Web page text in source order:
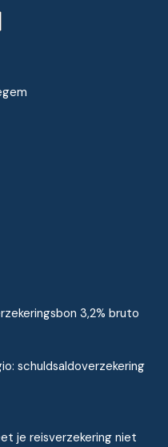
3,2% bruto
schuldsaldoverzekering
je reisverzekering niet